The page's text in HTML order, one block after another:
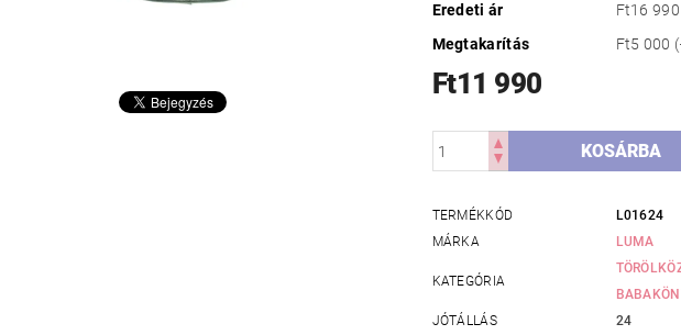
Eredeti ár
Ft16 990
Megtakarítás
Ft5 000
Ft11 990
TERMÉKKÓD
L01624
MÁRKA
LUMA
KATEGÓRIA
JÓTÁLLÁS
24